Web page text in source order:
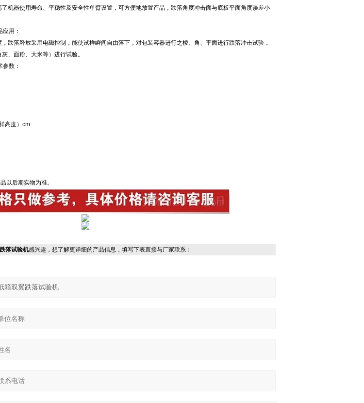
机器使用寿命、平稳性及安全性单臂设置，可方便地放置产品，跌落角度冲击面与底板平面角度误差小
用：
跌落释放采用电磁控制，能使试样瞬间自由落下，对包装容器进行之棱、角、平面进行跌落冲击试验，
、面粉、大米等）进行试验。
数：
高度）cm
以后期实物为准。
落试验机感兴趣，想了解更详细的产品信息，填写下表直接与厂家联系：